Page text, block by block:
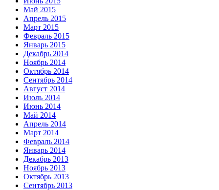
Май 2015
Апрель 2015
Март 2015
Февраль 2015
Январь 2015
Декабрь 2014
Ноябрь 2014
Октябрь 2014
Сентябрь 2014
Август 2014
Июль 2014
Июнь 2014
Май 2014
Апрель 2014
Март 2014
Февраль 2014
Январь 2014
Декабрь 2013
Ноябрь 2013
Октябрь 2013
Сентябрь 2013